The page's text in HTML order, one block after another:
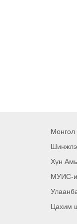
Монгол
Хүн
МУИС-
Цахим